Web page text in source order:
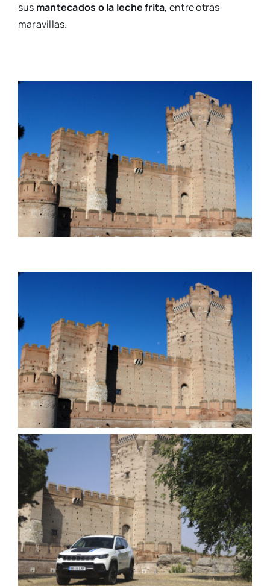
sus mantecados o la leche frita, entre otras
maravillas.